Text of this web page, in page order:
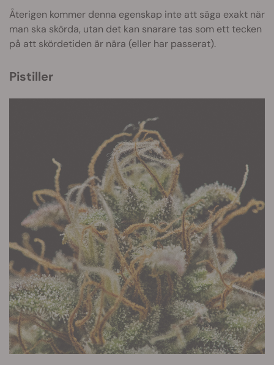
Återigen kommer denna egenskap inte att säga exakt när
man ska skörda, utan det kan snarare tas som ett tecken
på att skördetiden är nära (eller har passerat).
Pistiller